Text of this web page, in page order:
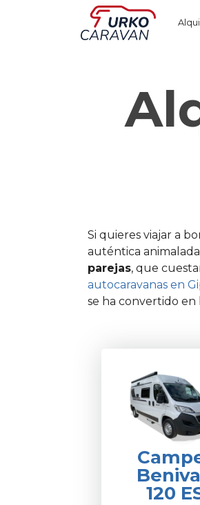
Si quieres viajar a
auténtica
parejas, que
autocaravanas en
se ha convertido en
120